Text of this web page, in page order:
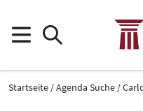
Startseite Agenda Suche